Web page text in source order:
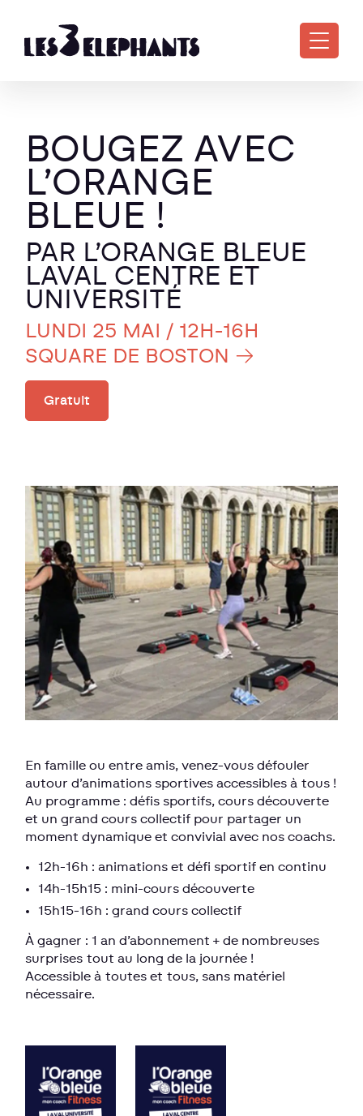
BOUGEZ AVEC
L’ORANGE
BLEUE !
PAR L’ORANGE BLEUE
LAVAL CENTRE ET
UNIVERSITÉ
LUNDI 25 MAI / 12H-16H
SQUARE DE BOSTON
Gratuit
En famille ou entre amis, venez-vous défouler
autour d’animations sportives accessibles à tous !
Au programme : défis sportifs, cours découverte
et un grand cours collectif pour partager un
moment dynamique et convivial avec nos coachs.
12h-16h : animations et défi sportif en continu
14h-15h15 : mini-cours découverte
15h15-16h : grand cours collectif
À gagner : 1 an d’abonnement + de nombreuses
surprises tout au long de la journée !
Accessible à toutes et tous, sans matériel
nécessaire.